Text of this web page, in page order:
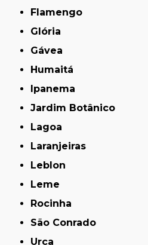
Flamengo
Glória
Gávea
Humaitá
Ipanema
Jardim Botânico
Lagoa
Laranjeiras
Leblon
Leme
Rocinha
São Conrado
Urca